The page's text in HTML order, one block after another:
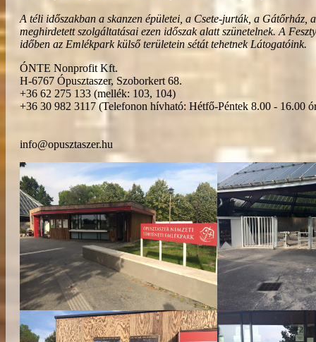
A téli időszakban a skanzen épületei, a Csete-jurták, a
meghirdetett szolgáltatásai ezen időszak alatt szünetelnek. A
időben az Emlékpark külső területein sétát tehetnek Látogatóink.
ÓNTE Nonprofit Kft.
H-6767 Ópusztaszer, Szoborkert 68.
+36 62 275 133 (mellék: 103, 104)
+36 30 982 3117 (Telefonon hívható: Hétfő-Péntek 8.00 - 16.00
info@opusztaszer.hu